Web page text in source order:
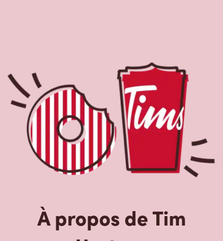
À propos de Tim